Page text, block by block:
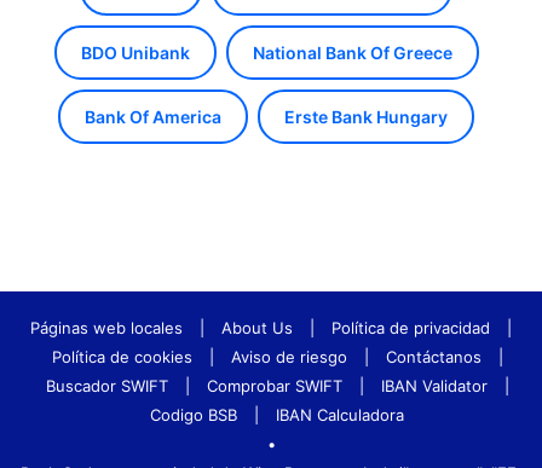
BDO Unibank National Bank Of Greece
Bank Of America Erste Bank Hungary
Páginas web locales About Us Política de privacidad
Política de cookies
Aviso de riesgo Contáctanos
Buscador SWIFT
Comprobar SWIFT IBAN Validator
Codigo BSB
IBAN Calculadora
•